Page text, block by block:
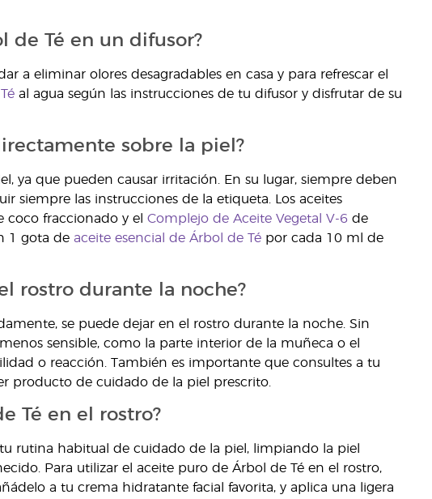
de Té en un difusor?
a eliminar olores desagradables en casa y para refrescar el
al agua según las instrucciones de tu difusor y disfrutar de su
sobre la piel?
ya que pueden causar irritación. En su lugar, siempre deben
siempre las instrucciones de la etiqueta. Los aceites
coco fraccionado y el Complejo de Aceite Vegetal V-6de
1 gota de aceite esencial de Árbol de Tépor cada 10 ml de
rostro durante la noche?
se puede dejar en el rostro durante la noche. Sin
sensible, como la parte interior de la muñeca o el
o reacción. También es importante que consultes a tu
producto de cuidado de la piel prescrito.
Té en el rostro?
rutina habitual de cuidado de la piel, limpiando la piel
Para utilizar el aceite puro de Árbol de Té en el rostro,
a tu crema hidratante facial favorita, y aplica una ligera